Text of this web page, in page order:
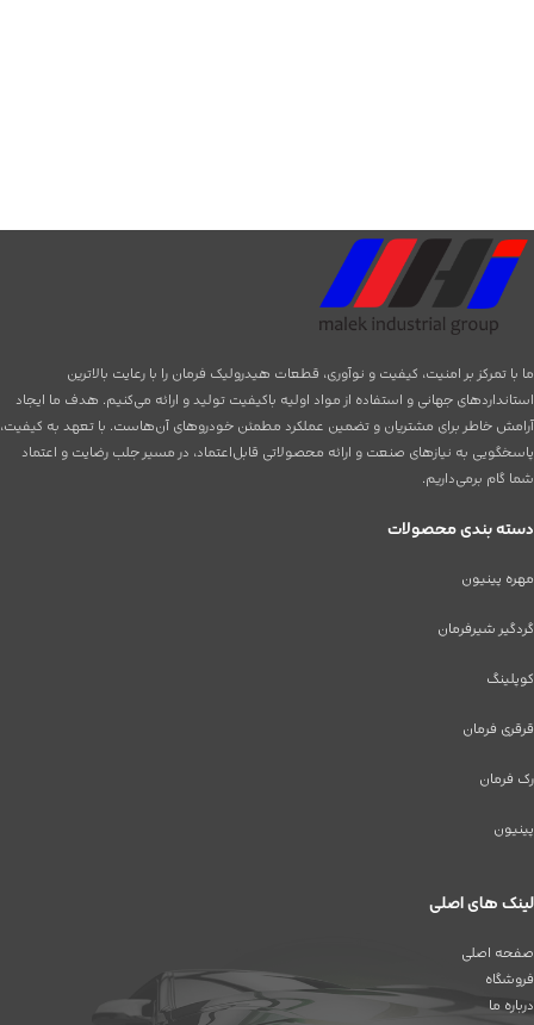
ما با تمرکز بر امنیت، کیفیت و نوآوری، قطعات هیدرولیک فرمان را با رعایت بالاترین
استانداردهای جهانی و استفاده از مواد اولیه باکیفیت تولید و ارائه می‌کنیم. هدف ما ایجاد
آرامش خاطر برای مشتریان و تضمین عملکرد مطمئن خودروهای آن‌هاست. با تعهد به کیفیت،
پاسخگویی به نیازهای صنعت و ارائه محصولاتی قابل‌اعتماد، در مسیر جلب رضایت و اعتماد
شما گام برمی‌داریم.
دسته بندی محصولات
مهره پینیون
گردگیر شیرفرمان
کوپلینگ
قرقری فرمان
رک فرمان
پینیون
لینک های اصلی
صفحه اصلی
فروشگاه
درباره ما